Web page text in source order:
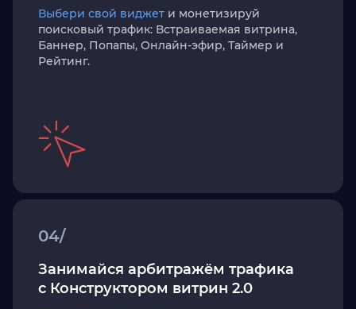
Выбери свой виджет и монетизируй
поисковый трафик: Встраиваемая витрина,
Баннер, Попапы, Онлайн-эфир, Таймер и
Рейтинг.
04/
Занимайся арбитражём трафика
с Конструктором витрин 2.0